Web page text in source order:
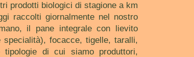
prodotti biologici di stagione a km
raccolti giornalmente nel nostro
il pane integrale con lievito
specialità), focacce, tigelle, taralli,
tipologie di cui siamo produttori,